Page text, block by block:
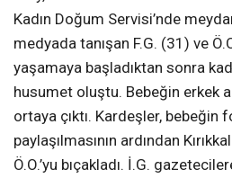
Kadın Doğum Servisi’nde
medyada tanışan F.G. (31) ve
yaşamaya başladıktan sonra
husumet oluştu. Bebeğin erkek
ortaya çıktı. Kardeşler, bebeğin
paylaşılmasının ardından
Ö.O.’yu bıçakladı. İ.G.